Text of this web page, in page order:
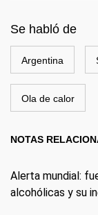
Se habló de
Argentina
Ola de calor
NOTAS
Alerta mundial:
alcohólicas y su